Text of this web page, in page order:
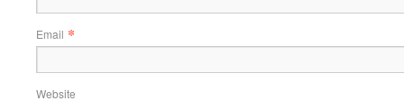
Email *
Website